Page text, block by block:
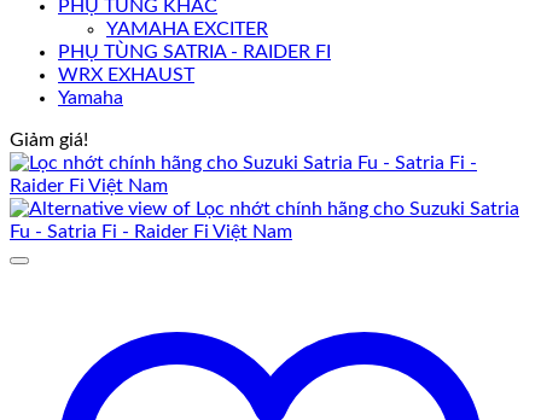
PHỤ TÙNG KHÁC
YAMAHA EXCITER
PHỤ TÙNG SATRIA - RAIDER FI
WRX EXHAUST
Yamaha
Giảm giá!